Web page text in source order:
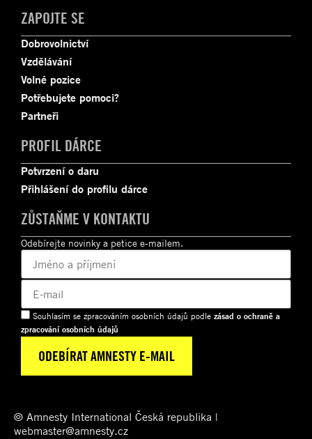
ZAPOJTE SE
Dobrovolnictví
Vzdělávání
Volné pozice
Potřebujete pomoci?
Partneři
PROFIL DÁRCE
Potvrzení o daru
Přihlášení do profilu dárce
ZŮSTAŇME V KONTAKTU
Odebírejte novinky a petice e-mailem.
Souhlasím se zpracováním osobních údajů podle zásad o ochraně a
zpracování osobních údajů
© Amnesty International Česká republika |
webmaster@amnesty.cz